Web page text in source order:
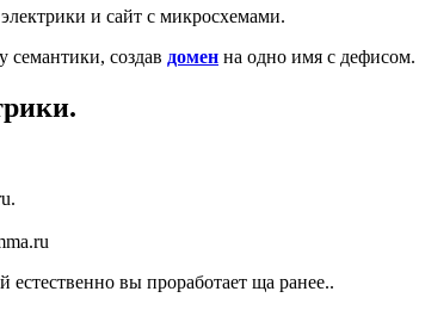
и сайт с микросхемами.
семантики, создав домен на одно имя с дефисом.
вы проработает ща ранее..